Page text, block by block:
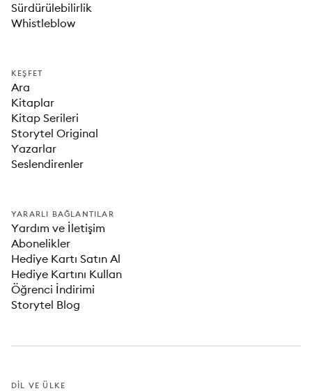
Sürdürülebilirlik
Whistleblow
KEŞFET
Ara
Kitaplar
Kitap Serileri
Storytel Original
Yazarlar
Seslendirenler
YARARLI BAĞLANTILAR
Yardım ve İletişim
Abonelikler
Hediye Kartı Satın Al
Hediye Kartını Kullan
Öğrenci İndirimi
Storytel Blog
DIL VE ÜLKE